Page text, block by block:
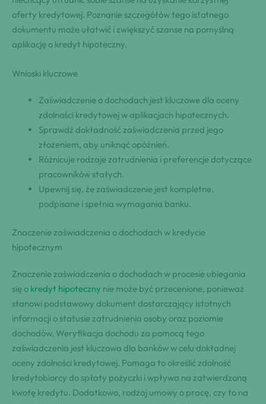
oferty kredytowej. Poznanie szczegółów tego istotnego
dokumentu może ułatwić i zwiększyć szanse na pomyślną
aplikację o kredyt hipoteczny.
Wnioski kluczowe
Zaświadczenie o dochodach jest kluczowe dla oceny
zdolności kredytowej w aplikacjach hipotecznych.
Sprawdź dokładność zaświadczenia przed jego
złożeniem, aby uniknąć opóźnień.
Różnicuje rodzaje zatrudnienia i preferencje dotyczące
pracowników stałych.
Upewnij się, że zaświadczenie jest kompletne,
podpisane i spełnia wymagania banku.
Znaczenie zaświadczenia o dochodach w kredycie
hipotecznym
Znaczenie zaświadczenia o dochodach w procesie ubiegania
się o kredyt hipoteczny nie może być przecenione, ponieważ
stanowi podstawowy dokument dostarczający istotnych
informacji o statusie zatrudnienia osoby oraz poziomie
dochodów. Weryfikacja dochodu za pomocą tego
zaświadczenia jest kluczowa dla banków w celu dokładnej
oceny zdolności kredytowej. Pomaga to określić zdolność
kredytobiorcy do spłaty pożyczki i wpływa na zatwierdzoną
kwotę kredytu. Dodatkowo, rodzaj umowy o pracę, czy to na